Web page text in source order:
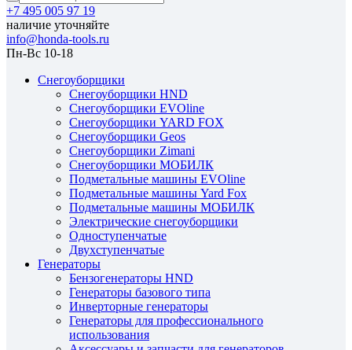
+7 495 005 97 19
наличие уточняйте
info@honda-tools.ru
Пн-Вс 10-18
Снегоуборщики
Снегоуборщики HND
Снегоуборщики EVOline
Снегоуборщики YARD FOX
Снегоуборщики Geos
Снегоуборщики Zimani
Снегоуборщики МОБИЛК
Подметальные машины EVOline
Подметальные машины Yard Fox
Подметальные машины МОБИЛК
Электрические снегоуборщики
Одноступенчатые
Двухступенчатые
Генераторы
Бензогенераторы HND
Генераторы базового типа
Инверторные генераторы
Генераторы для профессионального
использования